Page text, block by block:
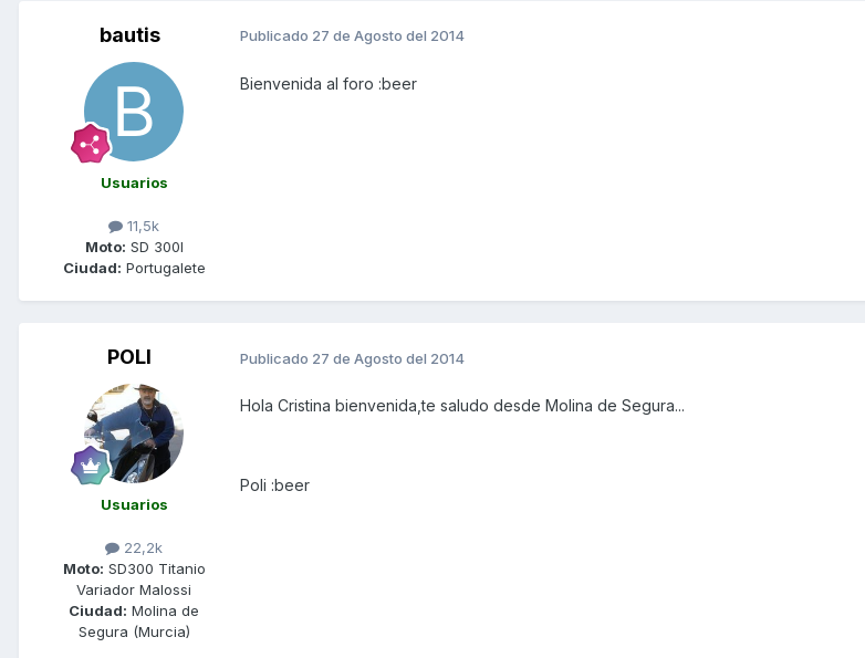
bautis
Usuarios
11,5k
Moto: SD 300I
Ciudad: Portugalete
Publicado 27 de Agosto del 2014
Bienvenida al foro :beer
POLI
Usuarios
22,2k
Moto: SD300 Titanio
Variador Malossi
Ciudad: Molina de
Segura (Murcia)
Publicado 27 de Agosto del 2014
Hola Cristina bienvenida,te saludo desde Molina de Segura...
Poli :beer